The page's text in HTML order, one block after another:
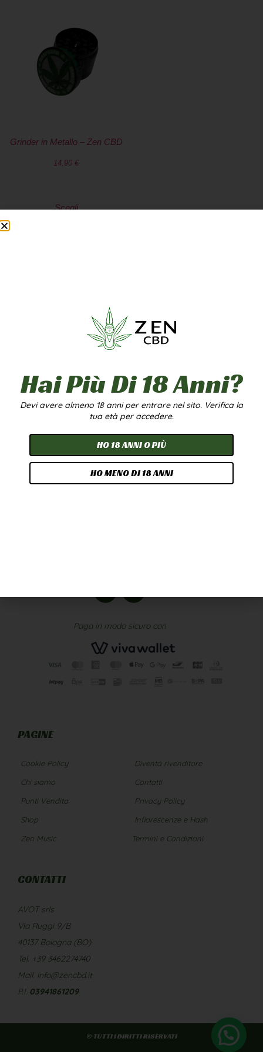
Grinder in Metallo – Zen CBD
14,90 €
Scegli
NAZIONALE
Con la nostra Spedizione Nazionale, la consegna del tuo
ordine è garantita in 24/48H lavorative in tutta Italia.
prima mattinata.
La spedizione è attiva tutti i giorni, sabato e festivi esclusi.
PACCO ANONIMO (non rivela nome azienda e contenuto).
Paga in modo sicuro con
PAGINE
Cookie Policy
Chi siamo
Punti Vendita
Shop
Zen Music
Diventa rivenditore
Contatti
Privacy Policy
Infiorescenze e Hash
Termini e Condizioni
CONTATTI
AVOT srls
Via Ruggi 9/B
40137 Bologna (BO)
Tel. +39 3462274740
Mail. info@zencbd.it
P.I. 03941861209
© TUTTI I DIRITTI RISERVATI
Hai Più Di 18 Anni?
Devi avere almeno 18 anni per entrare nel sito. Verifica la
tua età per accedere.
HO 18 ANNI O PIÙ
HO MENO DI 18 ANNI